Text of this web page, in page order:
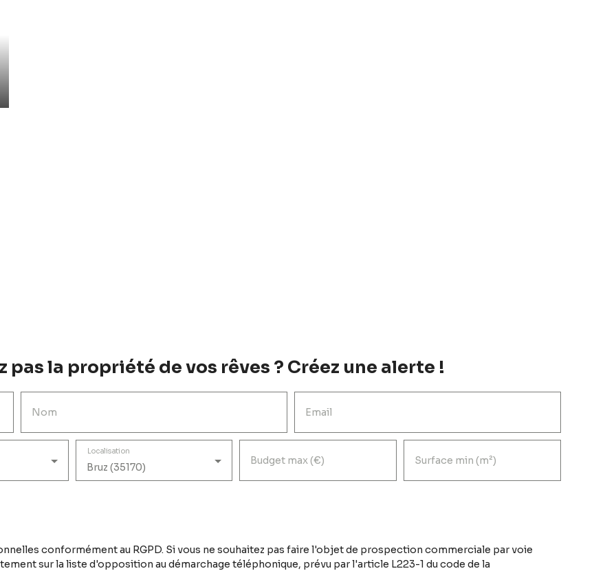
pas la propriété de vos rêves ? Créez une alerte !
Nom Email
Bruz (35170)
Localisation
Budget max (€) Surface min (m²)
conformément au RGPD. Si vous ne souhaitez pas faire l'objet de prospection commerciale par voie
sur la liste d'opposition au démarchage téléphonique, prévu par l'article L223-1 du code de la